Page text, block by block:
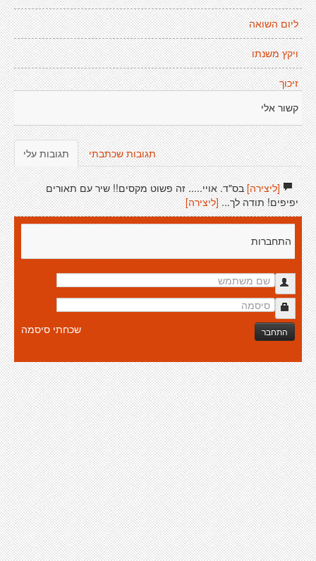
ליום השואה
ויקץ משנתו
זיכוך
קשור אלי
תגובות עלי תגובות שכתבתי
[ליצירה]בס"ד. אויי..... זה פשוט מקסים!! שיר עם תאורים
יפיפים! תודה לך...[ליצירה]
התחברות
התחבר שכחתי סיסמה